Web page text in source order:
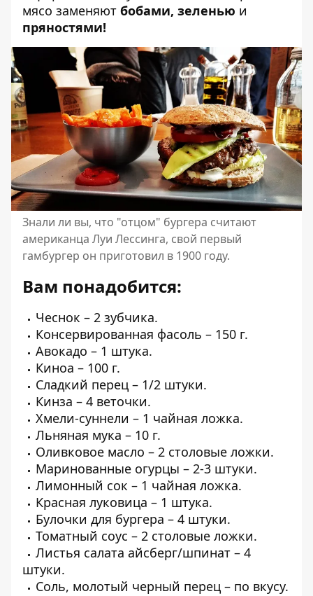
мясо заменяют бобами, зеленью и
пряностями!
Знали ли вы, что "отцом" бургера считают
американца Луи Лессинга, свой первый
гамбургер он приготовил в 1900 году.
Вам понадобится:
Чеснок – 2 зубчика.
Консервированная фасоль – 150 г.
Авокадо – 1 штука.
Киноа – 100 г.
Сладкий перец – 1/2 штуки.
Кинза – 4 веточки.
Хмели-суннели – 1 чайная ложка.
Льняная мука – 10 г.
Оливковое масло – 2 столовые ложки.
Маринованные огурцы – 2-3 штуки.
Лимонный сок – 1 чайная ложка.
Красная луковица – 1 штука.
Булочки для бургера – 4 штуки.
Томатный соус – 2 столовые ложки.
Листья салата айсберг/шпинат – 4
штуки.
Соль, молотый черный перец – по вкусу.